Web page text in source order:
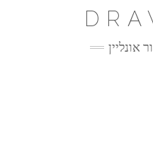
אונליין